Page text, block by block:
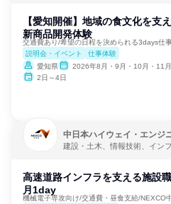
【愛知開催】地域の食文化を支
新商品開発体験
交通費あり/希望の日程を決められる3days仕
説明会・イベント
仕事体験
愛知県
2026年8月・9月・10月・11
2日～4日
中日本ハイウェイ・エンジ
建設・土木、情報技術、イン
高速道路インフラを支える施設
月1day
機械電子専攻向け/交通費・昼食支給/NEXCO